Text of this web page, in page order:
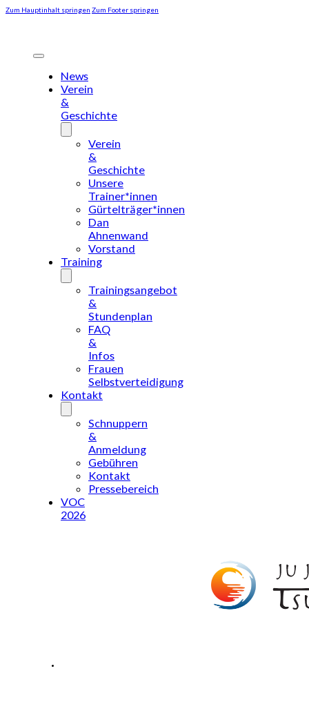
Zum Hauptinhalt springen Zum Footer springen
News
Verein
&
Geschichte
Verein
&
Geschichte
Unsere
Trainer*innen
Gürtelträger*innen
Dan
Ahnenwand
Vorstand
Training
Trainingsangebot
&
Stundenplan
FAQ
&
Infos
Frauen
Selbstverteidigung
Kontakt
Schnuppern
&
Anmeldung
Gebühren
Kontakt
Pressebereich
VOC
2026